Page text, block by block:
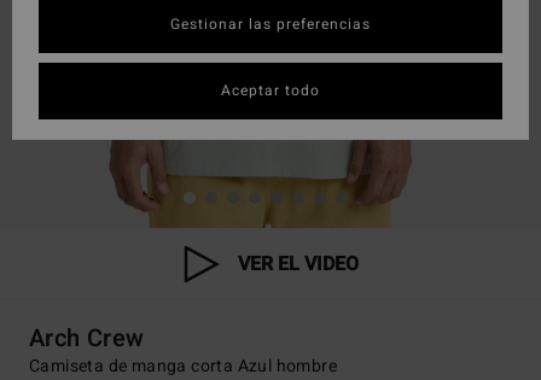
VER EL VIDEO
Arch Crew
Camiseta de manga corta Azul hombre
Gestionar las preferencias
Aceptar todo